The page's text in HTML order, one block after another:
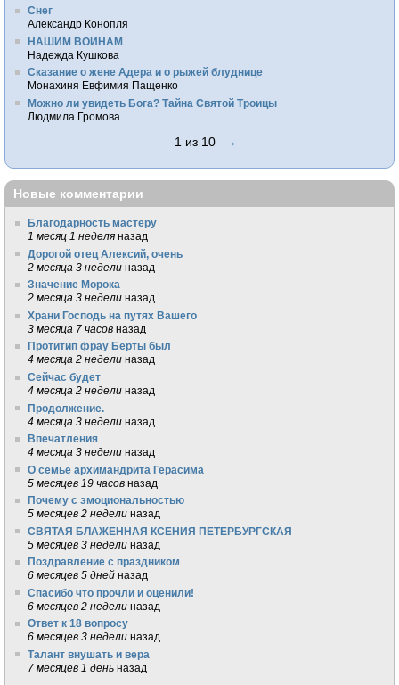
Снег
Александр Конопля
НАШИМ ВОИНАМ
Надежда Кушкова
Сказание о жене Адера и о рыжей блуднице
Монахиня Евфимия Пащенко
Можно ли увидеть Бога? Тайна Святой Троицы
Людмила Громова
1 из 10 →
Новые комментарии
Благодарность мастеру
1 месяц 1 неделя назад
Дорогой отец Алексий, очень
2 месяца 3 недели назад
Значение Морока
2 месяца 3 недели назад
Храни Господь на путях Вашего
3 месяца 7 часов назад
Протитип фрау Берты был
4 месяца 2 недели назад
Сейчас будет
4 месяца 2 недели назад
Продолжение.
4 месяца 3 недели назад
Впечатления
4 месяца 3 недели назад
О семье архимандрита Герасима
5 месяцев 19 часов назад
Почему с эмоциональностью
5 месяцев 2 недели назад
СВЯТАЯ БЛАЖЕННАЯ КСЕНИЯ ПЕТЕРБУРГСКАЯ
5 месяцев 3 недели назад
Поздравление с праздником
6 месяцев 5 дней назад
Спасибо что прочли и оценили!
6 месяцев 2 недели назад
Ответ к 18 вопросу
6 месяцев 3 недели назад
Талант внушать и вера
7 месяцев 1 день назад